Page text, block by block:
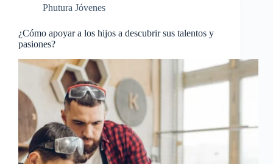
Phutura Jóvenes
¿Cómo apoyar a los hijos a descubrir sus talentos y
pasiones?